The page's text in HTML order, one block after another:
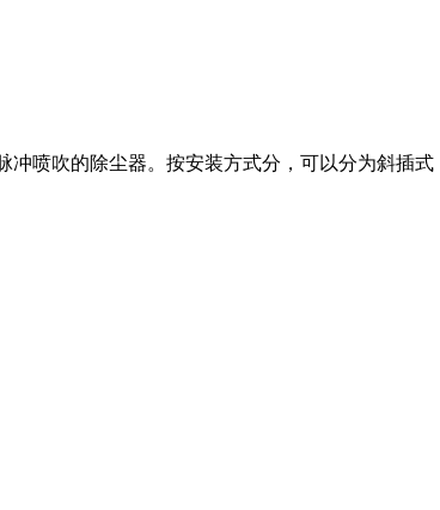
喷吹的除尘器。按安装方式分，可以分为斜插